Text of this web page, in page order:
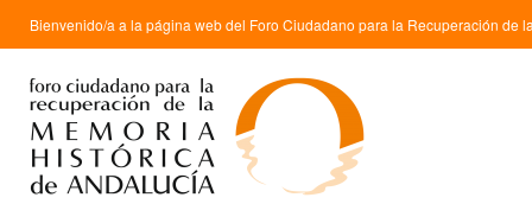
Bienvenido/a a la página web del Foro Ciudadano para la Recuperación de